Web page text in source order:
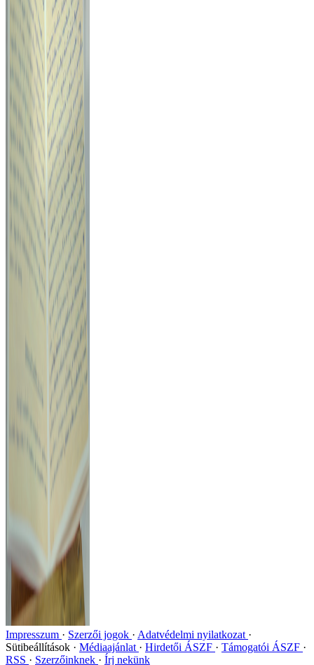
Impresszum Szerzői jogok
Adatvédelmi nyilatkozat
Sütibeállítások
Médiaajánlat Hirdetői ÁSZF
Támogatói ÁSZF
RSS
Szerzőinknek Írj nekünk